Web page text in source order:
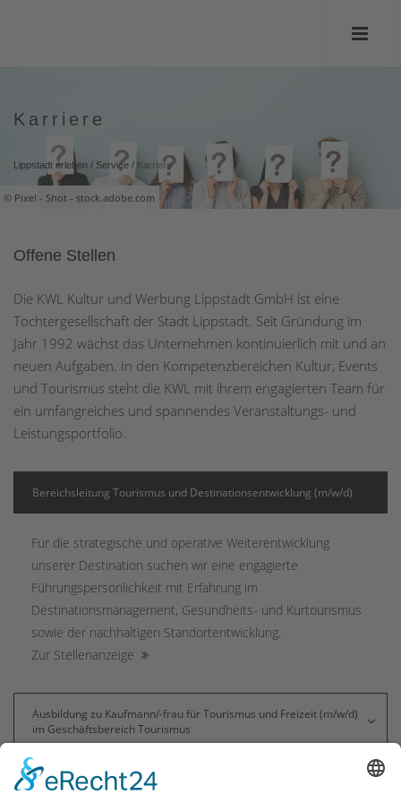
© Pixel - Shot - stock.adobe.com
Karriere
Lippstadt erleben / Service / Karriere
Offene Stellen
Die KWL Kultur und Werbung Lippstadt GmbH ist eine
Tochtergesellschaft der Stadt Lippstadt. Seit Gründung im
Jahr 1992 wächst das Unternehmen kontinuierlich mit und an
neuen Aufgaben. In den Kompetenzbereichen Kultur, Events
und Tourismus steht die KWL mit ihrem engagierten Team für
ein umfangreiches und spannendes Veranstaltungs- und
Leistungsportfolio.
Bereichsleitung Tourismus und Destinationsentwicklung (m/w/d)
Für die strategische und operative Weiterentwicklung
unserer Destination suchen wir eine engagierte
Führungspersönlichkeit mit Erfahrung im
Destinationsmanagement, Gesundheits- und Kurtourismus
sowie der nachhaltigen Standortentwicklung.
Zur Stellenanzeige
Ausbildung zu Kaufmann/-frau für Tourismus und Freizeit (m/w/d)
im Geschäftsbereich Tourismus